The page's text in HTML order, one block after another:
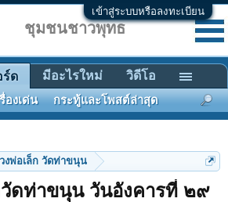
เข้าสู่ระบบหรือลงทะเบียน
งพ่อเล็ก วัดท่าขนุน
วัดท่าขนุน วันอังคารที่ ๒๙
ชุมชนชาวพุทธ
ร์ด
องเด่น กระทู้และโพสต์ล่าสุด
มีอะไรใหม่ วิดีโอ